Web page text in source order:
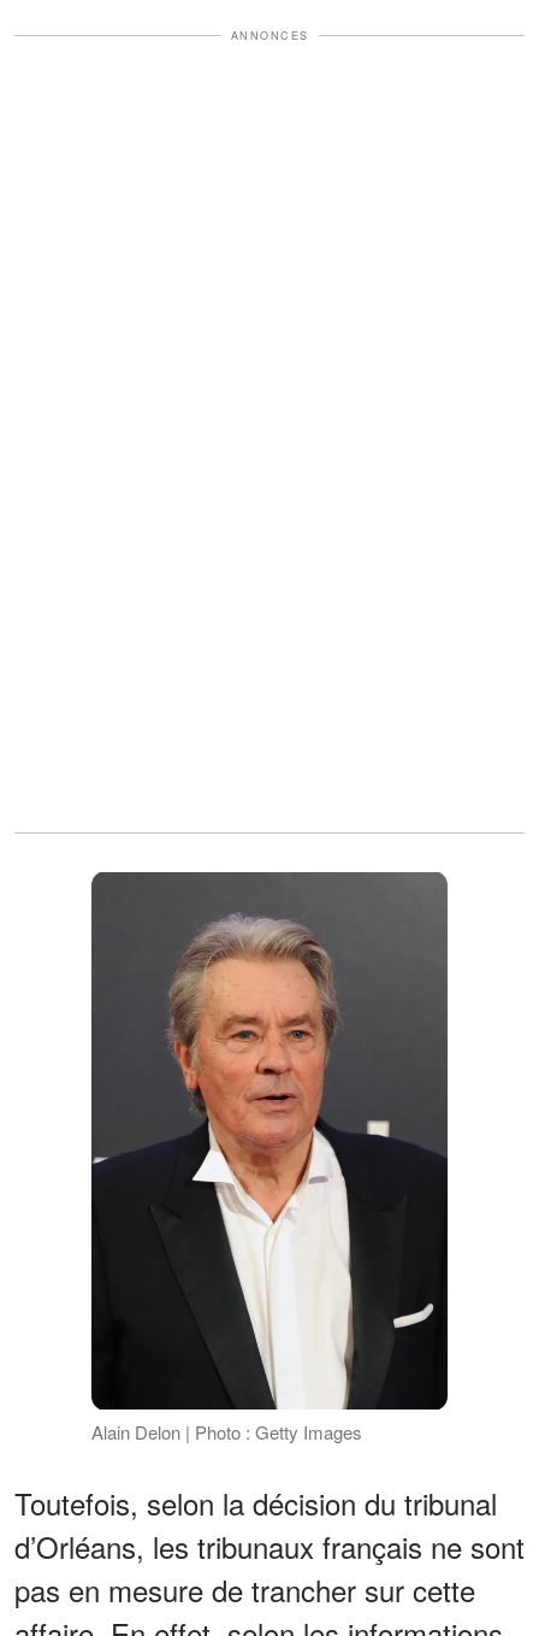
ANNONCES
Alain Delon | Photo : Getty Images
Toutefois, selon la décision du tribunal
d’Orléans, les tribunaux français ne sont
pas en mesure de trancher sur cette